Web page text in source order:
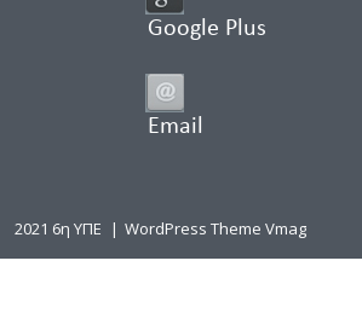
Google Plus
Email
2021 6η ΥΠΕ | WordPress Theme Vmag